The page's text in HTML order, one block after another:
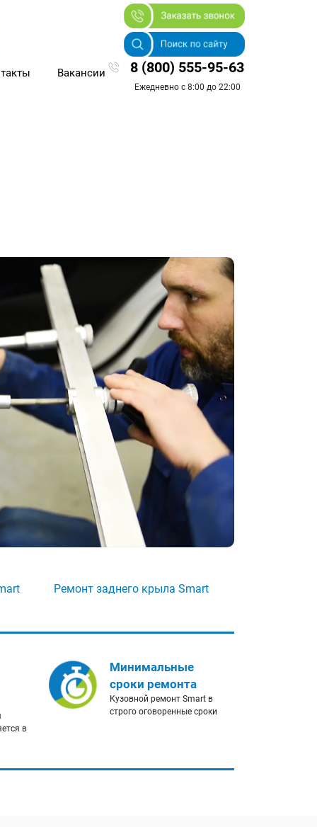
Вакансии 8 (800) 555-95-63
Ежедневно с 8:00 до 22:00
Ремонт заднего крыла Smart
в
Минимальные
сроки ремонта
Кузовной ремонт Smart в
строго оговоренные сроки